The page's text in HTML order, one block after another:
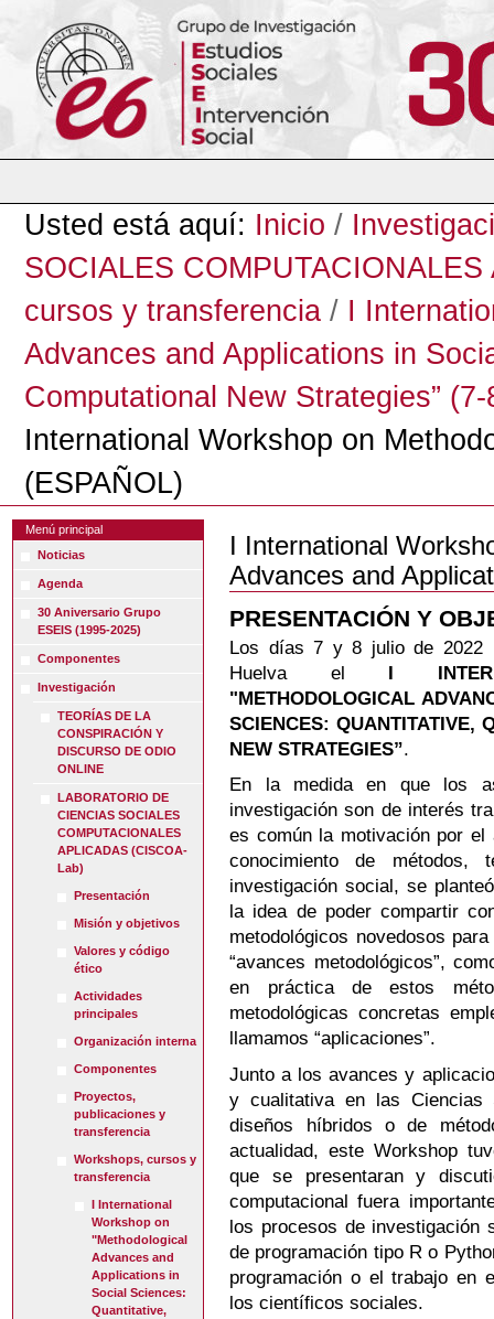
contenido.
navegación
Herramientas
Usted está aquí: Inicio /
SOCIALES
cursos y transferencia / I
Advances and Applications in
Computational New Strategies”
International Workshop on
(ESPAÑOL)
Menú principal
Noticias
Agenda
30 Aniversario Grupo
ESEIS (1995-2025)
Componentes
Investigación
TEORÍAS DE LA
CONSPIRACIÓN Y
DISCURSO DE ODIO
ONLINE
LABORATORIO DE
CIENCIAS SOCIALES
COMPUTACIONALES
APLICADAS (CISCOA-
Lab)
Presentación
Misión y objetivos
Valores y código
ético
Actividades
principales
Organización interna
Componentes
Proyectos,
publicaciones y
transferencia
Workshops, cursos y
transferencia
I International
Workshop on
"Methodological
Advances and
Applications in
Social Sciences:
Quantitative,
I International
Advances and
PRESENTACIÓN Y
Los días 7 y 8 julio de 2022
Huelva el
I
"METHODOLOGICAL
SCIENCES: QUANTITATIVE,
NEW STRATEGIES”.
En la medida en que los
investigación son de interés
es común la motivación por el
conocimiento de
investigación social, se
la idea de poder compartir
metodológicos novedosos
“avances metodológicos”,
en práctica de estos
metodológicas concretas
llamamos “aplicaciones”.
Junto a los avances y
y cualitativa en las Ciencias
diseños híbridos o de
actualidad, este Workshop
que se presentaran y
computacional fuera
los procesos de investigación
de programación tipo R o
programación o el trabajo en
los científicos sociales.